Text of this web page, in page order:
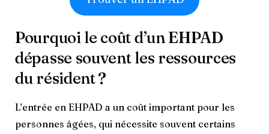
Pourquoi le coût d’un EHPAD
dépasse souvent les ressources
du résident ?
L’entrée en EHPAD a un coût important pour les
personnes âgées, qui nécessite souvent certains